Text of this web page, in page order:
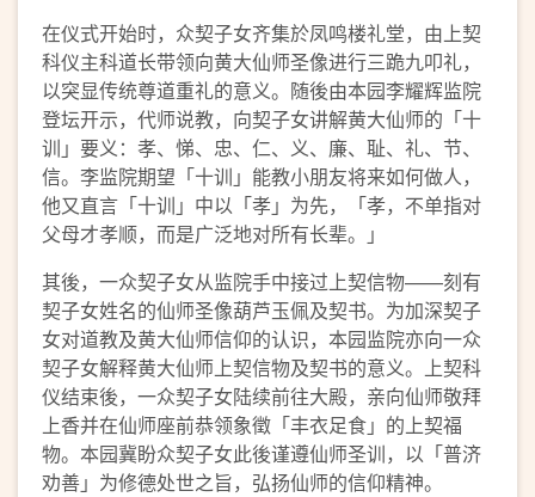
在仪式开始时，众契子女齐集於凤鸣楼礼堂，由上契
科仪主科道长带领向黄大仙师圣像进行三跪九叩礼，
以突显传统尊道重礼的意义。随後由本园李耀辉监院
登坛开示，代师说教，向契子女讲解黄大仙师的「十
训」要义：孝、悌、忠、仁、义、廉、耻、礼、节、
信。李监院期望「十训」能教小朋友将来如何做人，
他又直言「十训」中以「孝」为先，「孝，不单指对
父母才孝顺，而是广泛地对所有长辈。」
其後，一众契子女从监院手中接过上契信物——刻有
契子女姓名的仙师圣像葫芦玉佩及契书。为加深契子
女对道教及黄大仙师信仰的认识，本园监院亦向一众
契子女解释黄大仙师上契信物及契书的意义。上契科
仪结束後，一众契子女陆续前往大殿，亲向仙师敬拜
上香并在仙师座前恭领象徵「丰衣足食」的上契福
物。本园冀盼众契子女此後谨遵仙师圣训，以「普济
劝善」为修德处世之旨，弘扬仙师的信仰精神。